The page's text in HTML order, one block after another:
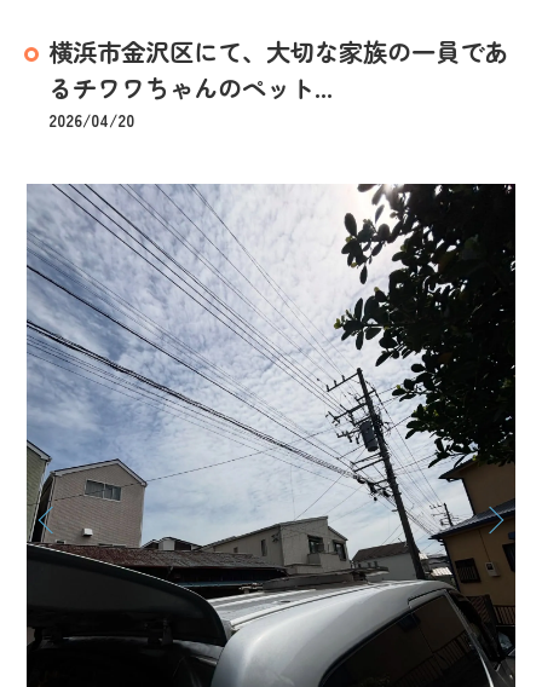
横浜市金沢区にて、大切な家族の一員であ
るチワワちゃんのペット...
2026/04/20